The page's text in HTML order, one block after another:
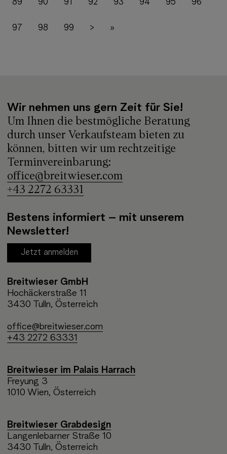
89 90 91 92 93 94 95 96
97 98 99 > »
Wir nehmen uns gern Zeit für Sie!
Um Ihnen die bestmögliche Beratung
durch unser Verkaufsteam bieten zu
können, bitten wir um rechtzeitige
Terminvereinbarung:
office@breitwieser.com
+43 2272 63331
Bestens informiert – mit unserem
Newsletter!
Jetzt anmelden
Breitwieser GmbH
Hochäckerstraße 11
3430 Tulln, Österreich
office@breitwieser.com
+43 2272 63331
Breitwieser im Palais Harrach
Freyung 3
1010 Wien, Österreich
Breitwieser Grabdesign
Langenlebarner Straße 10
3430 Tulln, Österreich